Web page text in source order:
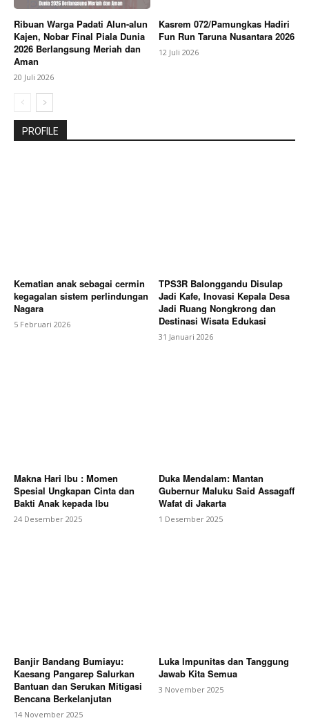
Ribuan Warga Padati Alun-alun
Kajen, Nobar Final Piala Dunia
2026 Berlangsung Meriah dan
Aman
20 Juli 2026
Kasrem 072/Pamungkas Hadiri
Fun Run Taruna Nusantara 2026
12 Juli 2026
PROFILE
Kematian anak sebagai cermin
kegagalan sistem perlindungan
Nagara
5 Februari 2026
TPS3R Balonggandu Disulap
Jadi Kafe, Inovasi Kepala Desa
Jadi Ruang Nongkrong dan
Destinasi Wisata Edukasi
31 Januari 2026
Makna Hari Ibu : Momen
Spesial Ungkapan Cinta dan
Bakti Anak kepada Ibu
24 Desember 2025
Duka Mendalam: Mantan
Gubernur Maluku Said Assagaff
Wafat di Jakarta
1 Desember 2025
Banjir Bandang Bumiayu:
Kaesang Pangarep Salurkan
Bantuan dan Serukan Mitigasi
Bencana Berkelanjutan
14 November 2025
Luka Impunitas dan Tanggung
Jawab Kita Semua
3 November 2025